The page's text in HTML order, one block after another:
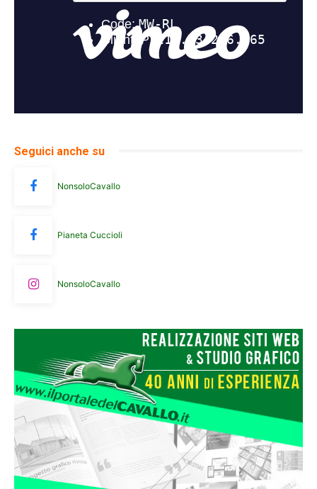
Seguici anche su
NonsoloCavallo
Pianeta Cuccioli
NonsoloCavallo